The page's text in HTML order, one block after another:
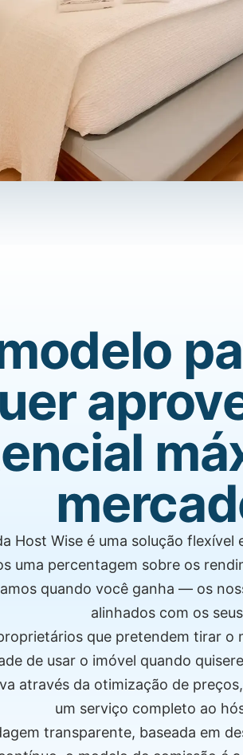
Host Wise é uma solução
uma percentagem sobre os
quando você ganha — os
alinhados com os
que pretendem tirar
de usar o imóvel quando
através da otimização de
um serviço completo ao
transparente, baseada em